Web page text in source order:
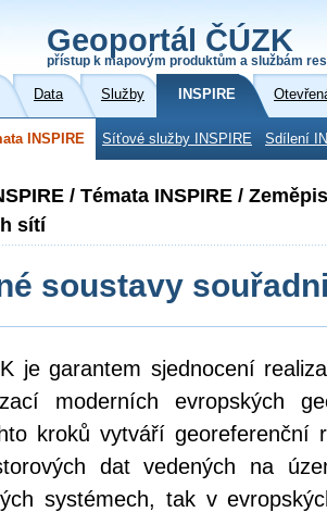
Geoportál ČÚZK
přístup k mapovým produktům a službám
Data Služby INSPIRE
INSPIRE Síťové služby INSPIRE Sdílení
/ Témata INSPIRE /
sítí
soustavy
je garantem sjednocení
moderních evropských
kroků vytváří georeferenční
dat vedených na
systémech, tak v